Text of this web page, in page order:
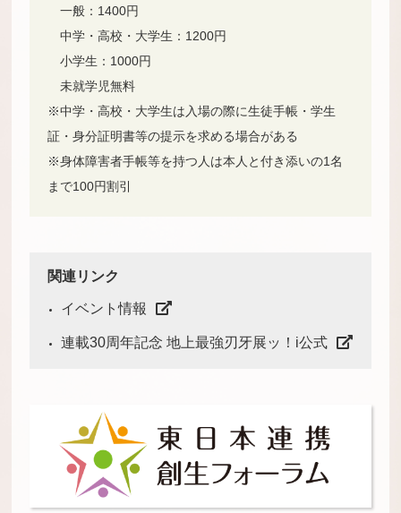
一般：1400円
中学・高校・大学生：1200円
小学生：1000円
未就学児無料
※中学・高校・大学生は入場の際に生徒手帳・学生
証・身分証明書等の提示を求める場合がある
※身体障害者手帳等を持つ人は本人と付き添いの1名
まで100円割引
関連リンク
イベント情報
連載30周年記念 地上最強刃牙展ッ！i公式